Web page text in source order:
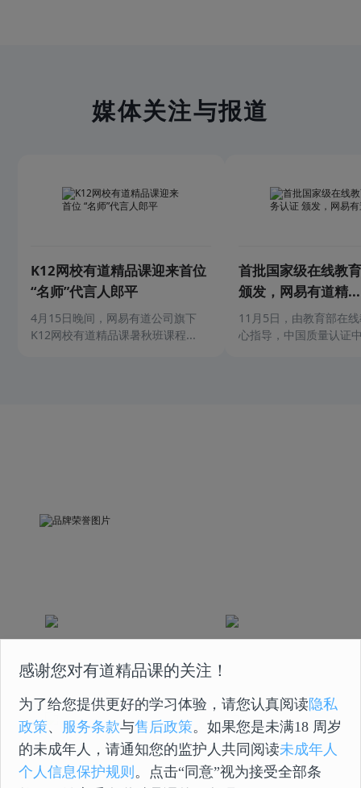
媒体关注与报道
K12网校有道精品课迎来首位
“名师”代言人郎平
4月15日晚间，网易有道公司旗下
K12网校有道精品课暑秋班课程...
首批国家级在线教
颁发，网易有道精...
11月5日，由教育部在
心指导，中国质量认证
2020年度最佳创新奖
课程曾获得国家首批在线
教育 5A 级认证
荣获2020年度人民网
“人民之选匠心产品奖”
感谢您对有道精品课的关注！
为了给您提供更好的学习体验，请您认真阅读隐私
政策、 服务条款与售后政策。如果您是未满18 周岁
的未成年人，请通知您的监护人共同阅读未成年人
个人信息保护规则 。点击“同意”视为接受全部条